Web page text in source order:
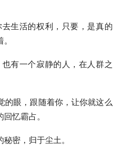
生活的权利，只要，是真的
有一个寂静的人，在人群之
的眼，跟随着你，让你就这么
忆霸占。
密，归于尘土。